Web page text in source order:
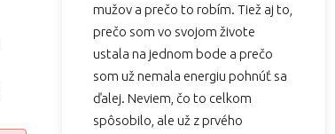
mužov a prečo to robím. Tiež aj to,
prečo som vo svojom živote
ustala na jednom bode a prečo
som už nemala energiu pohnúť sa
ďalej. Neviem, čo to celkom
spôsobilo, ale už z prvého